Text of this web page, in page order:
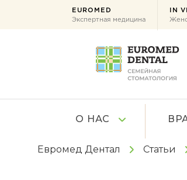
EUROMED
Экспертная медицина
IN
О НАС
Евромед Дентал Статьи